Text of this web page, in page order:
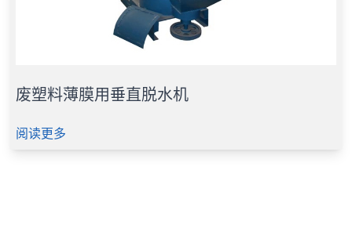
废塑料薄膜用垂直脱水机
阅读更多